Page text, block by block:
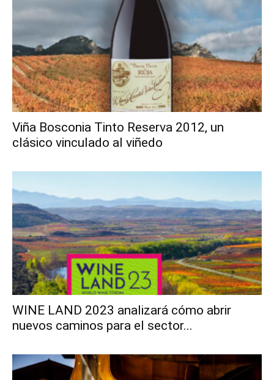
Viña Bosconia Tinto Reserva 2012, un
clásico vinculado al viñedo
WINE LAND 2023 analizará cómo abrir
nuevos caminos para el sector...